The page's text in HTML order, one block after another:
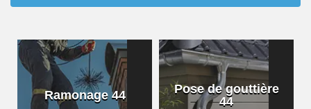
Ramonage 44
Pose de gouttière
44